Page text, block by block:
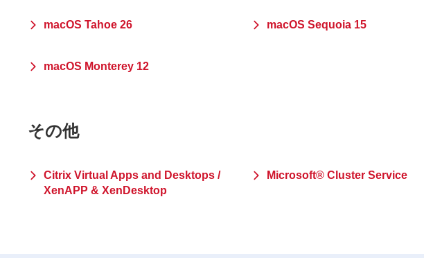
macOS Tahoe 26 macOS Sequoia 15
macOS Monterey 12
その他
Citrix Virtual Apps and Desktops /
XenAPP & XenDesktop
Microsoft® Cluster Service